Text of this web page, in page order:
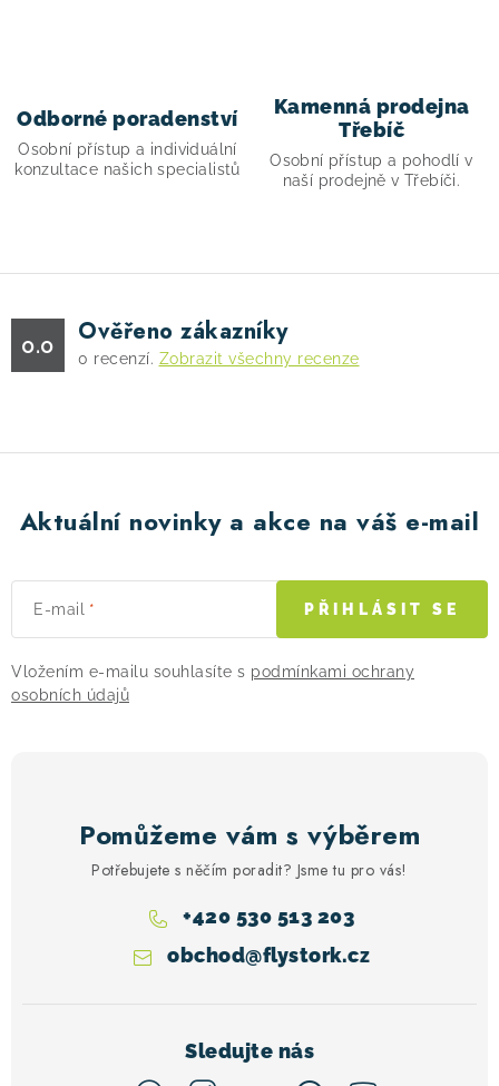
Odborné poradenství
Osobní přístup a individuální
konzultace našich specialistů
Kamenná prodejna
Třebíč
Osobní přístup a pohodlí v
naší prodejně v Třebíči.
0.0 Ověřeno zákazníky
0 recenzí. Zobrazit všechny recenze
Aktuální novinky a akce na váš e-mail
E-mail
Vložením e-mailu souhlasíte s podmínkami ochrany
osobních údajů
PŘIHLÁSIT SE
Pomůžeme vám s výběrem
Potřebujete s něčím poradit? Jsme tu pro vás!
obchod@flystork.cz
+420 530 513 203